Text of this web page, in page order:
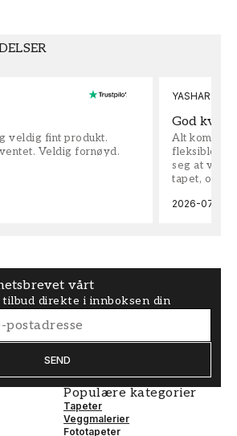
veldig fint produkt.
Veldig fornøyd.
YASHAR
God
Alt kom
fleksible på
seg at vi
tapet, og
2026-07-04
vårt
tilbud direkte i innboksen din
SEND
Populære kategorier
Tapeter
Veggmalerier
Fototapeter